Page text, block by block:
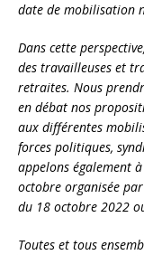
date de mobilisation
Dans cette
des travailleuses et
retraites. Nous
en débat nos
aux différentes
forces politiques,
appelons également
octobre organisée
du 18 octobre 2022
Toutes et tous